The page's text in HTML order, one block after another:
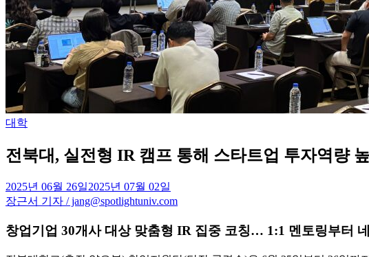
Posted
대학
전북대, 실전형 IR 캠프 통해 스타트업 투자역량
2025년 06월 26일2025년 07월 02일
장근서 기자 / jang@spotlightuniv.com
창업기업 30개사 대상 맞춤형 IR 집중 코칭… 1:1 멘토링부터